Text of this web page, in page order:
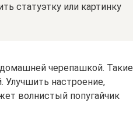
статуэтку или картинку
черепашкой. Такие
Улучшить настроение,
волнистый попугайчик